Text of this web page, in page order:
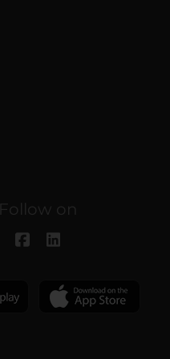
Follow on